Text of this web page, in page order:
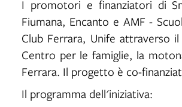
I promotori e finanziatori di
Fiumana, Encanto e AMF -
Club Ferrara, Unife attraverso
Centro per le famiglie, la
Ferrara. Il progetto è co-
Il programma dell'iniziativa: